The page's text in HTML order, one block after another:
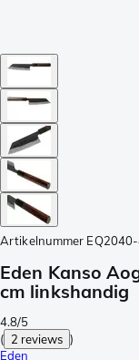
Artikelnummer EQ2040-
Eden Kanso
cm linkshandig
4.8/5
( 2 reviews )
Eden